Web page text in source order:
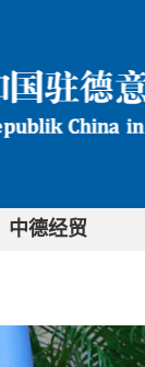
中德经贸